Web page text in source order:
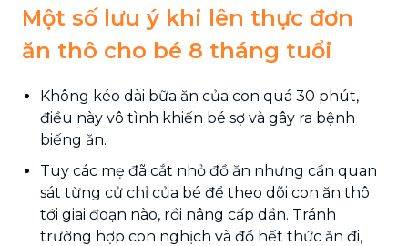
Một số lưu ý khi lên thực đơn
ăn thô cho bé 8 tháng tuổi
Không kéo dài bữa ăn của con quá 30 phút,
điều này vô tình khiến bé sợ và gây ra bệnh
biếng ăn.
Tuy các mẹ đã cắt nhỏ đồ ăn nhưng cần quan
sát từng cử chỉ của bé để theo dõi con ăn thô
tới giai đoạn nào, rồi nâng cấp dần. Tránh
trường hợp con nghịch và đổ hết thức ăn đi,